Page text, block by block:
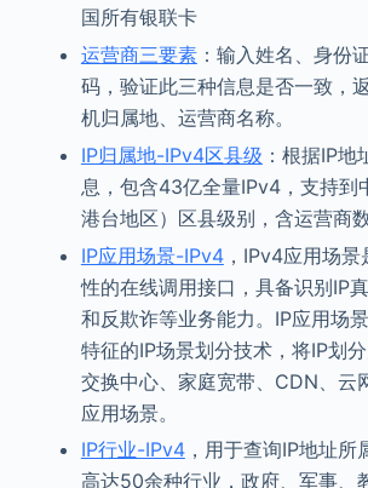
国所有银联卡
运营商三要素：输入姓名、身份
码，验证此三种信息是否一致，
机归属地、运营商名称。
IP归属地-IPv4区县级 ：根据IP
息，包含43亿全量IPv4，支持到
港台地区）区县级别，含运营商数
IP应用场景-IPv4，IPv4应用场景
性的在线调用接口，具备识别IP
和反欺诈等业务能力。IP应用场
特征的IP场景划分技术，将IP划分
交换中心、家庭宽带、CDN、云
应用场景。
IP行业-IPv4，用于查询IP地址所
高达50余种行业，政府、军事、